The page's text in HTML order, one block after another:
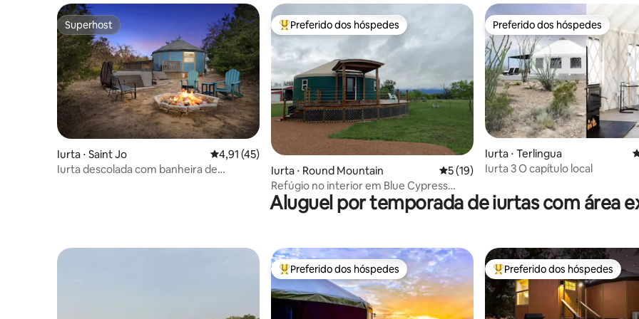
+ loft
Superhost
Superhost
Iurta ⋅ Saint Jo 4,91 de uma avaliação média de 5, 45 avaliações
4,91 (45)
Iurta descolada com banheira de
Entre os melhores preferidos dos hóspedes
Preferido dos hóspedes
Iurta ⋅ Round Mountain 5 de uma avaliação média de 5, 19
5 (19)
Refúgio no interior em Blue Cypress
Ranch
Preferido dos hóspedes
Preferido dos hóspedes
Iurta ⋅ Terlingua
Iurta 3 O capítulo local
Aluguel por temporada de iurtas com área
Entre os melhores preferidos dos hóspedes
Preferido dos hóspedes Entre os melhores preferidos
Preferido dos hóspedes